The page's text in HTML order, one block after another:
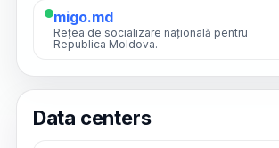
migo.md
Rețea de socializare națională pentru
Republica Moldova.
Data centers